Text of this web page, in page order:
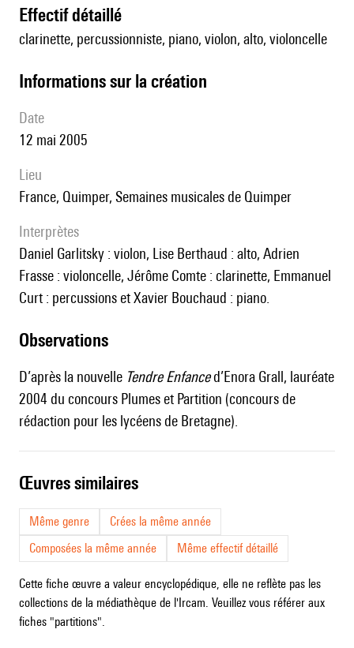
effectif détaillé
clarinette, percussionniste, piano, violon, alto, violoncelle
informations sur la création
date
12 mai 2005
lieu
France, Quimper, Semaines musicales de Quimper
interprètes
Daniel Garlitsky : violon, Lise Berthaud : alto, Adrien
Frasse : violoncelle, Jérôme Comte : clarinette, Emmanuel
Curt : percussions et Xavier Bouchaud : piano.
observations
D’après la nouvelle Tendre Enfanced’Enora Grall, lauréate
2004 du concours Plumes et Partition (concours de
rédaction pour les lycéens de Bretagne).
œuvres similaires
Même genre
Crées la même année
Composées la même année
Même effectif détaillé
Cette fiche œuvre a valeur encyclopédique, elle ne reflète pas les
collections de la médiathèque de l'Ircam. Veuillez vous référer aux
fiches "partitions".